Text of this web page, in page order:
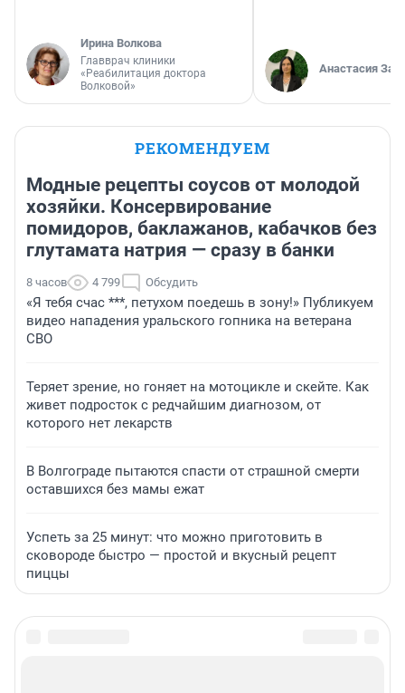
Ирина Волкова
Главврач клиники
«Реабилитация доктора
Волковой»
Анастасия
РЕКОМЕНДУЕМ
Модные рецепты соусов от молодой
хозяйки. Консервирование
помидоров, баклажанов, кабачков без
глутамата натрия — сразу в банки
8 часов 4 799 Обсудить
«Я тебя счас ***, петухом поедешь в зону!» Публикуем
видео нападения уральского гопника на ветерана
СВО
Теряет зрение, но гоняет на мотоцикле и скейте. Как
живет подросток с редчайшим диагнозом, от
которого нет лекарств
В Волгограде пытаются спасти от страшной смерти
оставшихся без мамы ежат
Успеть за 25 минут: что можно приготовить в
сковороде быстро — простой и вкусный рецепт
пиццы